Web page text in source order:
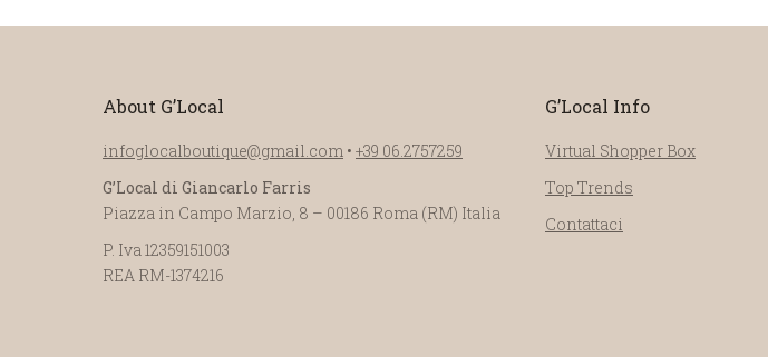
About G’Local
infoglocalboutique@gmail.com • +39 06.2757259
G’Local di Giancarlo Farris
Piazza in Campo Marzio, 8 – 00186 Roma (RM) Italia
P. Iva 12359151003
REA RM-1374216
G’Local Info
Virtual Shopper Box
Top Trends
Contattaci